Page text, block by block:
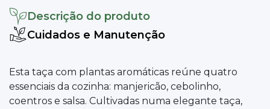
Descrição do produto
Cuidados e Manutenção
Esta taça com plantas aromáticas reúne quatro
essenciais da cozinha: manjericão, cebolinho,
coentros e salsa. Cultivadas numa elegante taça,